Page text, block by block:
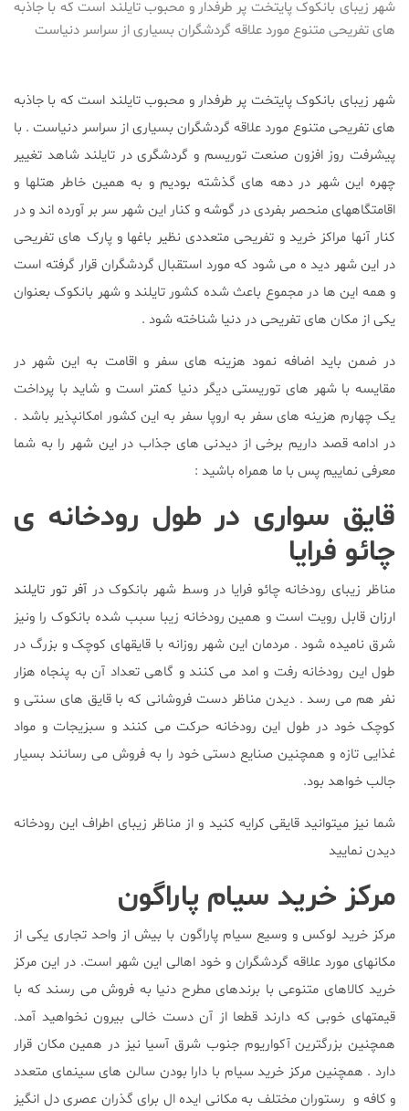
شهر زیبای بانکوک پایتخت پر طرفدار و محبوب تایلند است که با جاذبه
های تفریحی متنوع مورد علاقه گردشگران بسیاری از سراسر دنیاست
شهر زیبای بانکوک پایتخت پر طرفدار و محبوب تایلند است که با جاذبه
های تفریحی متنوع مورد علاقه گردشگران بسیاری از سراسر دنیاست . با
پیشرفت روز افزون صنعت توریسم و گردشگری در تایلند شاهد تغییر
چهره این شهر در دهه های گذشته بودیم و به همین خاطر هتلها و
اقامتگاههای منحصر بفردی در گوشه و کنار این شهر سر بر آورده اند و در
کنار آنها مراکز خرید و تفریحی متعددی نظیر باغها و پارک های تفریحی
در این شهر دید ه می شود که مورد استقبال گردشگران قرار گرفته است
و همه این ها در مجموع باعث شده کشور تایلند و شهر بانکوک بعنوان
یکی از مکان های تفریحی در دنیا شناخته شود .
در ضمن باید اضافه نمود هزینه های سفر و اقامت به این شهر در
مقایسه با شهر های توریستی دیگر دنیا کمتر است و شاید با پرداخت
یک چهارم هزینه های سفر به اروپا سفر به این کشور امکانپذیر باشد .
در ادامه قصد داریم برخی از دیدنی های جذاب در این شهر را به شما
معرفی نماییم پس با ما همراه باشید :
قایق ‌سواری در طول رودخانه‌ ی
چائو فرایا
مناظر زیبای رودخانه چائو فرایا در وسط شهر بانکوک درآفر تور تایلند
ارزان قابل رویت است و همین رودخانه زیبا سبب شده بانکوک را ونیز
شرق نامیده شود . مردمان این شهر روزانه با قایقهای کوچک و بزرگ در
طول این رودخانه رفت و امد می کنند و گاهی تعداد آن به پنجاه هزار
نفر هم می رسد . دیدن مناظر دست فروشانی که با قایق های سنتی و
کوچک خود در طول این رودخانه حرکت می کنند و سبزیجات و مواد
غذایی تازه و همچنین صنایع دستی خود را به فروش می رسانند بسیار
جالب خواهد بود.
شما نیز میتوانید قایقی کرایه کنید و از مناظر زیبای اطراف این رودخانه
دیدن نمایید
مرکز خرید سیام پاراگون
مرکز خرید لوکس و وسیع سیام پاراگون با بیش از واحد تجاری یکی از
مکانهای مورد علاقه گردشگران و خود اهالی این شهر است. در این مرکز
خرید کالاهای متنوعی با برندهای مطرح دنیا به فروش می رسند که با
قیمتهای خوبی که دارند قطعا از آن دست خالی بیرون نخواهید آمد.
همچنین بزرگترین آکواریوم جنوب شرق آسیا نیز در همین مکان قرار
دارد . همچنین مرکز خرید سیام با دارا بودن سالن های سینمای متعدد
و کافه و رستوران مختلف به مکانی ایده ال برای گذران عصری دل انگیز